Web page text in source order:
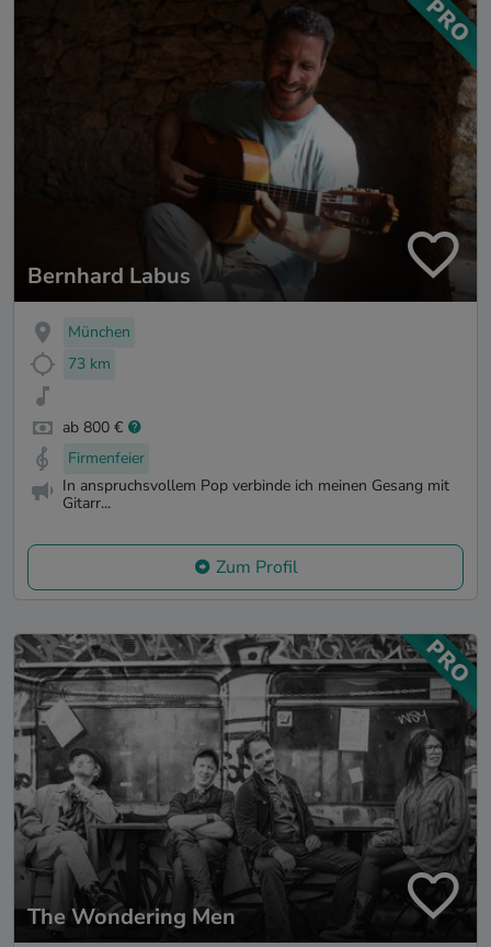
Bernhard Labus
München
73 km
ab 800 €
Firmenfeier
In anspruchsvollem Pop verbinde ich meinen Gesang mit
Gitarr...
Zum Profil
The Wondering Men